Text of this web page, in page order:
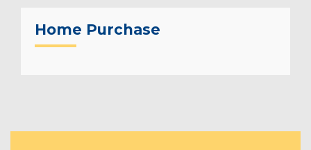
Home Purchase